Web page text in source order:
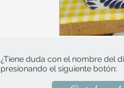
¿Tiene duda con el nombre del
presionando el siguiente botón: